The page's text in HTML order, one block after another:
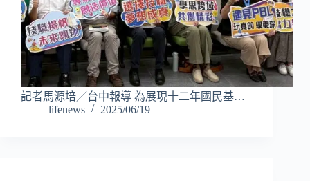
記者馬源培／台中報導 為展現十二年國民基…
lifenews
2025/06/19